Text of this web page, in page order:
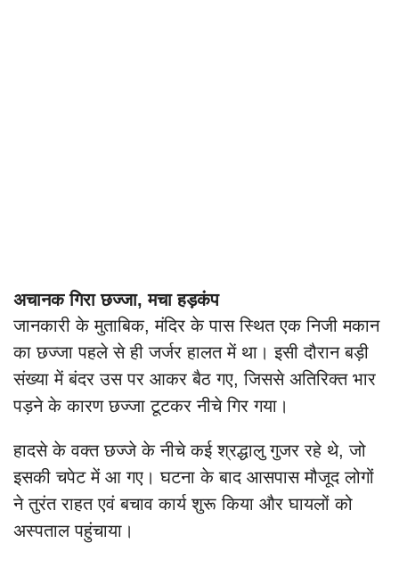
अचानक गिरा छज्जा, मचा हड़कंप
जानकारी के मुताबिक, मंदिर के पास स्थित एक निजी मकान
का छज्जा पहले से ही जर्जर हालत में था। इसी दौरान बड़ी
संख्या में बंदर उस पर आकर बैठ गए, जिससे अतिरिक्त भार
पड़ने के कारण छज्जा टूटकर नीचे गिर गया।
हादसे के वक्त छज्जे के नीचे कई श्रद्धालु गुजर रहे थे, जो
इसकी चपेट में आ गए। घटना के बाद आसपास मौजूद लोगों
ने तुरंत राहत एवं बचाव कार्य शुरू किया और घायलों को
अस्पताल पहुंचाया।